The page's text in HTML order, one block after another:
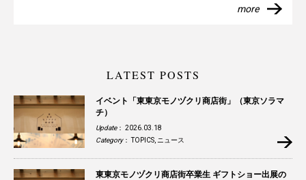
more
LATEST POSTS
イベント「東東京モノヅクリ商店街」（東京ソラマ
チ）
Update： 2026.03.18
Category：TOPICS ニュース
東東京モノヅクリ商店街卒業生 ギフトショー出展の